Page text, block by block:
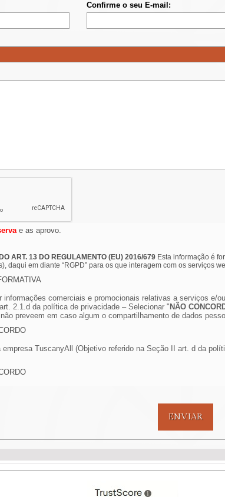
Confirme o seu E-mail:
e as aprovo.
ART. 13 DO REGULAMENTO (EU) 2016/679 Esta informação é
daqui em diante “RGPD” para os que interagem com os serviços
informações comerciais e promocionais relativas a serviços e/
2.1.d da política de privacidade – Selecionar " NÃO
preveem em caso algum o compartilhamento de dados
empresa TuscanyAll (Objetivo referido na Seção II art. d da
ENVIAR